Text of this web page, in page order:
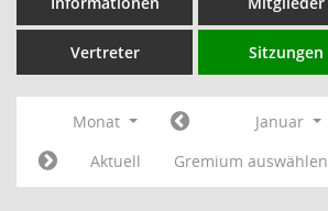
Vertreter Sitzungen
Monat Januar
Aktuell
Gremium auswählen